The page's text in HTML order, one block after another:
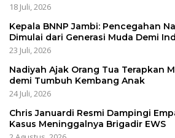
18 Juli, 2026
Kepala BNNP Jambi: Pencegahan
Dimulai dari Generasi Muda Demi
23 Juli, 2026
Nadiyah Ajak Orang Tua Terapkan
demi Tumbuh Kembang Anak
24 Juli, 2026
Chris Januardi Resmi Dampingi
Kasus Meninggalnya Brigadir EWS